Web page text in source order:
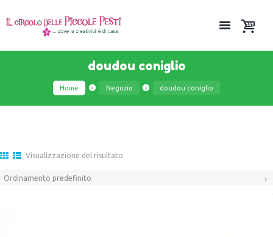
doudou coniglio
Home Negozio doudou coniglio
Visualizzazione del risultato